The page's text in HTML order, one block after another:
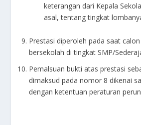
keterangan dari Kepala
asal, tentang tingkat
Prestasi diperoleh pada saat
bersekolah di tingkat SMP/
Pemalsuan bukti atas prestasi
dimaksud pada nomor 8 dikenai
dengan ketentuan peraturan